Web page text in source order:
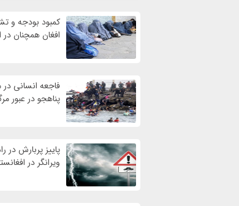
کمبود بودجه و
افغان همچنان
پناهجو در عبور
پاییز پربارش در
ویرانگر در